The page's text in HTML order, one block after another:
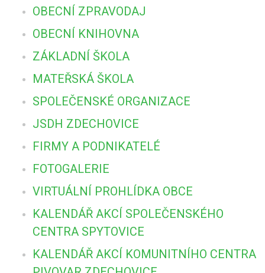
OBECNÍ ZPRAVODAJ
OBECNÍ KNIHOVNA
ZÁKLADNÍ ŠKOLA
MATEŘSKÁ ŠKOLA
SPOLEČENSKÉ ORGANIZACE
JSDH ZDECHOVICE
FIRMY A PODNIKATELÉ
FOTOGALERIE
VIRTUÁLNÍ PROHLÍDKA OBCE
KALENDÁŘ AKCÍ SPOLEČENSKÉHO
CENTRA SPYTOVICE
KALENDÁŘ AKCÍ KOMUNITNÍHO CENTRA